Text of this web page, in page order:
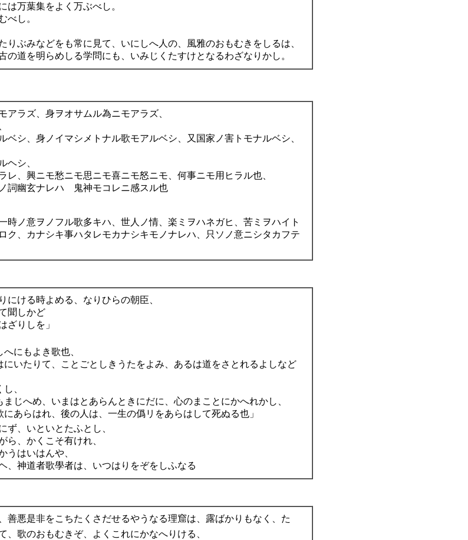
は万葉集をよく万ぶべし。
べし。
りぶみなどをも常に見て、いにしへ人の、風雅のおもむきをしるは、
の道を明らめしる学問にも、いみじくたすけとなるわざなりかし。
アラズ、身ヲオサムル為ニモアラズ、
シ、身ノイマシメトナル歌モアルベシ、又国家ノ害トモナルベシ、
ヘシ、
レ、興ニモ愁ニモ思ニモ喜ニモ怒ニモ、何事ニモ用ヒラル也、
詞幽玄ナレハ 鬼神モコレニ感スル也
時ノ意ヲノフル歌多キハ、世人ノ情、楽ミヲハネガヒ、苦ミヲハイト
ク、カナシキ事ハタレモカナシキモノナレハ、只ソノ意ニシタカフテ
ける時よめる、なりひらの朝臣、
しかど
しを」
にもよき歌也、
いたりて、ことごとしきうたをよみ、あるは道をさとれるよしなど
、
じへめ、いまはとあらんときにだに、心のまことにかへれかし、
あらはれ、後の人は、一生の僞リをあらはして死ぬる也」
ず、いといとたふとし、
ら、かくこそ有けれ、
うはいはんや、
、神道者歌學者は、いつはりをぞをしふなる
善悪是非をこちたくさだせるやうなる理窟は、露ばかりもなく、たゞ
、歌のおもむきぞ、よくこれにかなへりける、